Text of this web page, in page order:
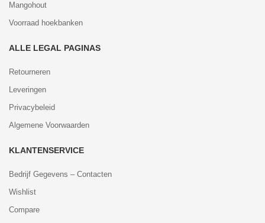
Mangohout
Voorraad hoekbanken
ALLE LEGAL PAGINAS
Retourneren
Leveringen
Privacybeleid
Algemene Voorwaarden
KLANTENSERVICE
Bedrijf Gegevens – Contacten
Wishlist
Compare